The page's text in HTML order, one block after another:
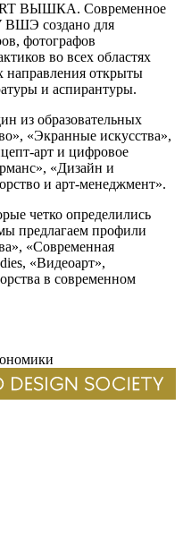
ВЫШКА. Современное
ВШЭ создано для
фотографов
во всех областях
направления открыты
и аспирантуры.
из образовательных
«Экранные искусства»,
арт и цифровое
«Дизайн и
и арт-менеджмент».
четко определились
предлагаем профили
«Современная
«Видеоарт»,
в современном